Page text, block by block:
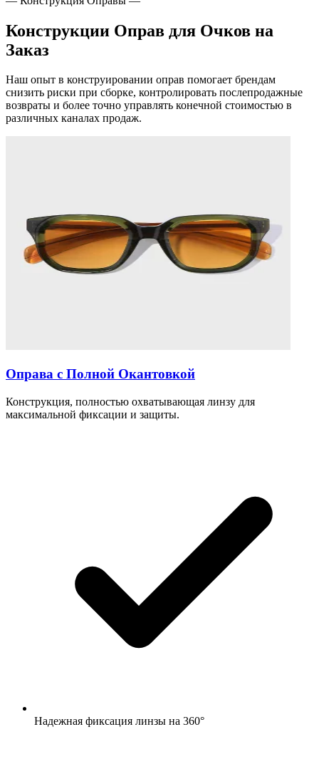
Конструкции Оправ для Очков на
Заказ
Наш опыт в конструировании оправ помогает брендам
снизить риски при сборке, контролировать послепродажные
возвраты и более точно управлять конечной стоимостью в
различных каналах продаж.
Оправа с Полной Окантовкой
Конструкция, полностью охватывающая линзу для
максимальной фиксации и защиты.
Надежная фиксация линзы на 360°